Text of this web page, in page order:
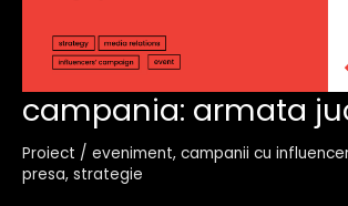
campania: armata
Proiect / eveniment, campanii cu
presa, strategie
campania:
armata
jucariilor